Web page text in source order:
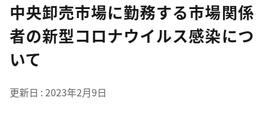
中央卸売市場に勤務する市場関係
者の新型コロナウイルス感染につ
いて
更新日 2023年2月9日